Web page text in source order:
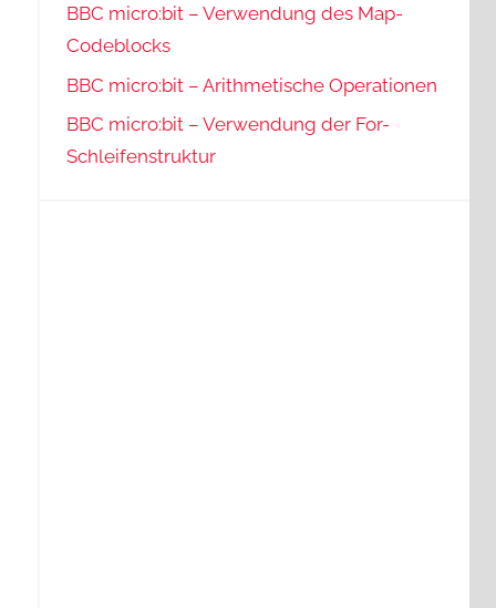
BBC micro:bit – Verwendung des Map-
Codeblocks
BBC micro:bit – Arithmetische Operationen
BBC micro:bit – Verwendung der For-
Schleifenstruktur